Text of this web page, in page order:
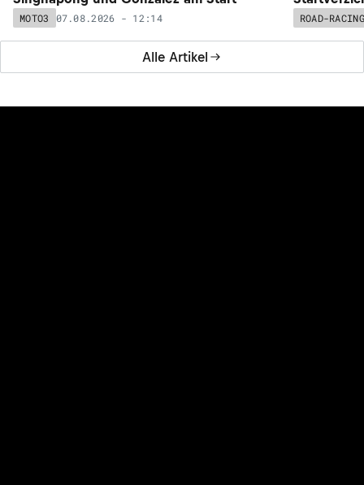
Alle Artikel
MOTO3 07.08.2026 - 12:14 ROAD-RACING